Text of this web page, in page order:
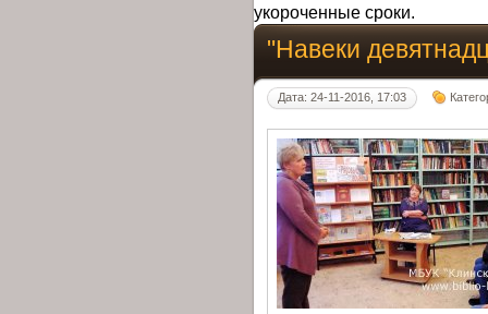
укороченные сроки.
"Навеки
Дата: 24-11-2016, 17:03